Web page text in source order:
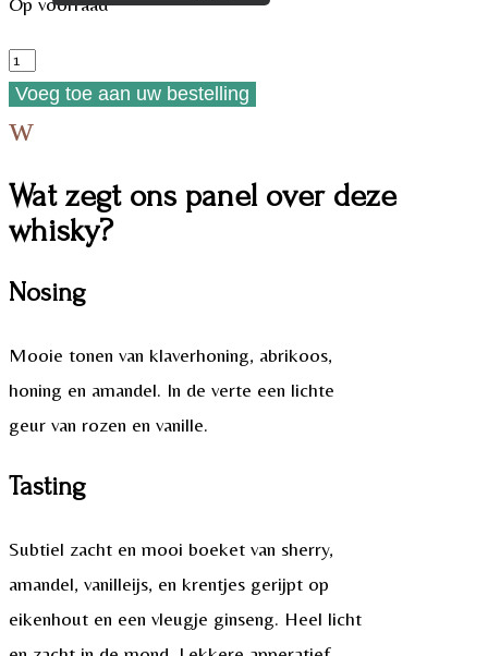
Glenfiddich
15
years
aantal
Voeg toe aan uw bestelling
w
Wat zegt ons panel over deze
whisky?
Nosing
Mooie tonen van klaverhoning, abrikoos,
honing en amandel. In de verte een lichte
geur van rozen en vanille.
Tasting
Subtiel zacht en mooi boeket van sherry,
amandel, vanilleijs, en krentjes gerijpt op
eikenhout en een vleugje ginseng. Heel licht